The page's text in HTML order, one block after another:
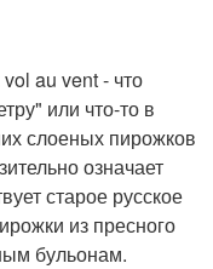
au vent - что
или что-то в
слоеных пирожков
означает
старое русское
из пресного
бульонам.